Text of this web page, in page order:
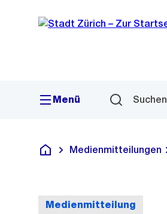
Navigation
Sprunglink
Menü Suchen
Deutsch
Medienmitteilungen
Medienmitteilung